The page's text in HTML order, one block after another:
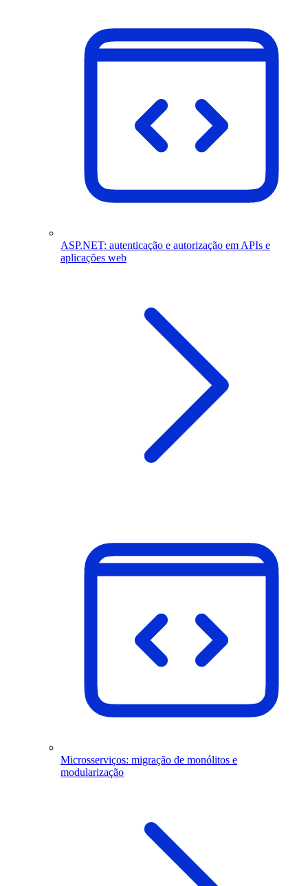
ASP.NET: autenticação e autorização em APIs e
aplicações web
Microsserviços: migração de monólitos e
modularização